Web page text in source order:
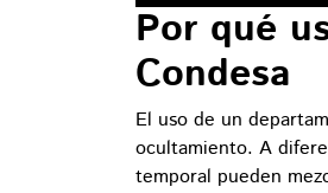
Por qué
Condesa
El uso de un
ocultamiento. A
temporal pueden